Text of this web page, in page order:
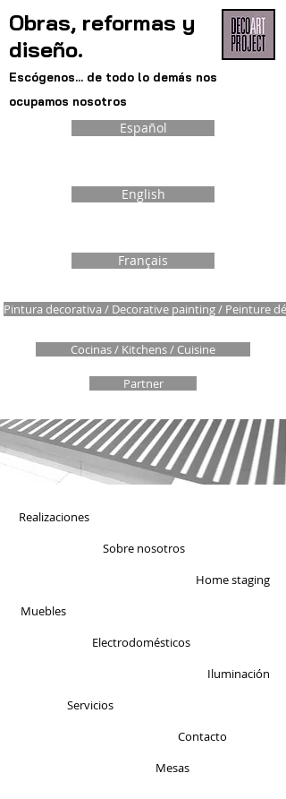
Obras, reformas y
diseño.
Escógenos... de todo lo demás nos
ocupamos nosotros
Español
English
Français
Pintura decorativa / Decorative painting / Peinture
Cocinas / Kitchens / Cuisine
Partner
Realizaciones
Sobre nosotros
Home staging
Muebles
Electrodomésticos
Iluminación
Servicios
Contacto
Mesas